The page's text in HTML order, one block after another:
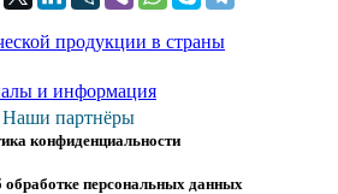
Наши партнёры
конфиденциальности
обработке персональных данных